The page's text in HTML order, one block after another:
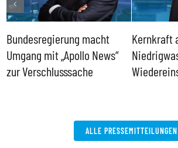
Bundesregierung macht
Umgang mit „Apollo News“
zur Verschlusssache
Kernkraft
ALLE PRESSEMITTEILUNGEN